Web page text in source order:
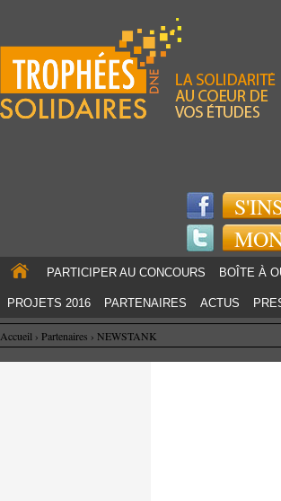
PARTICIPER AU CONCOURS BOÎTE À
PROJETS 2016 PARTENAIRES ACTUS
Accueil › Partenaires › NEWSTANK